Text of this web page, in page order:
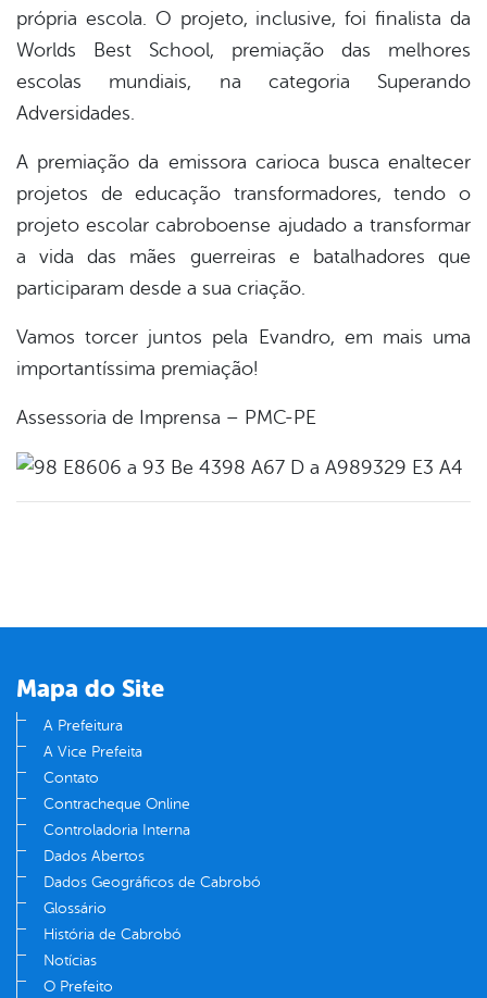
própria escola. O projeto, inclusive, foi finalista da
Worlds Best School, premiação das melhores
escolas mundiais, na categoria Superando
Adversidades.
A premiação da emissora carioca busca enaltecer
projetos de educação transformadores, tendo o
projeto escolar cabroboense ajudado a transformar
a vida das mães guerreiras e batalhadores que
participaram desde a sua criação.
Vamos torcer juntos pela Evandro, em mais uma
importantíssima premiação!
Assessoria de Imprensa – PMC-PE
Mapa do Site
A Prefeitura
A Vice Prefeita
Contato
Contracheque Online
Controladoria Interna
Dados Abertos
Dados Geográficos de Cabrobó
Glossário
História de Cabrobó
Notícias
O Prefeito